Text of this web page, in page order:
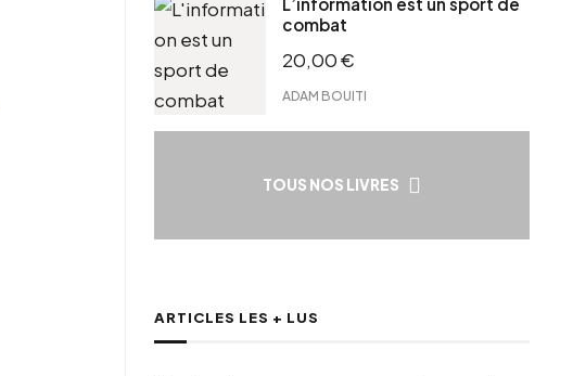
L’information est un sport de
combat
20,00€
ADAM BOUITI
TOUS NOS LIVRES
ARTICLES LES + LUS